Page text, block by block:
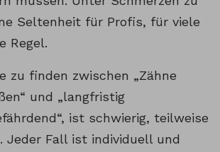
Seltenheit für Profis, für viele
Regel.
zu finden zwischen „Zähne
und „langfristig
ist schwierig, teilweise
Jeder Fall ist individuell und